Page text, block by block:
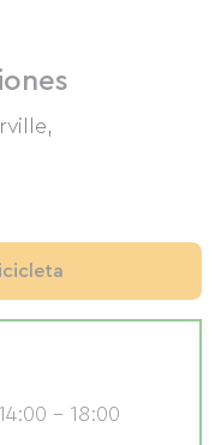
- 18:00